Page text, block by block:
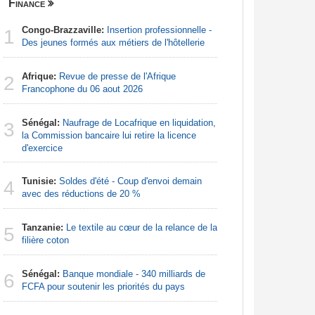
Finance
1 Congo-Brazzaville: Insertion professionnelle -
Des jeunes formés aux métiers de l'hôtellerie
2 Afrique: Revue de presse de l'Afrique
Francophone du 06 aout 2026
3 Sénégal: Naufrage de Locafrique en liquidation,
la Commission bancaire lui retire la licence
d'exercice
4 Tunisie: Soldes d'été - Coup d'envoi demain
avec des réductions de 20 %
5 Tanzanie: Le textile au cœur de la relance de la
filière coton
6 Sénégal: Banque mondiale - 340 milliards de
FCFA pour soutenir les priorités du pays